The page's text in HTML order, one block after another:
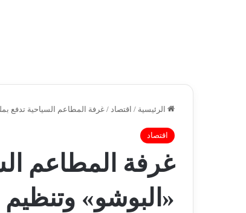
الرئيسية / اقتصاد /غرفة المطاعم السياحية تدفع
اقتصاد
غرفة المطاعم
«البوشو»